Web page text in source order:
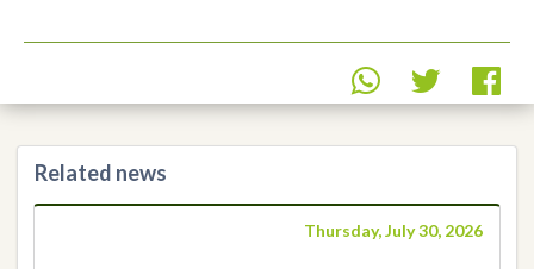
Related news
Thursday, July 30, 2026